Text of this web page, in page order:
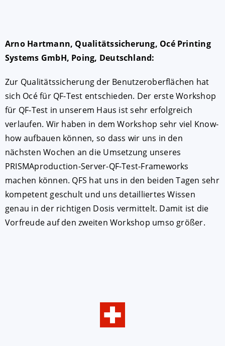
Arno Hartmann, Qualitätssicherung, Océ Printing
Systems GmbH, Poing, Deutschland:
Zur Qualitätssicherung der Benutzeroberflächen hat
sich Océ für QF-Test entschieden. Der erste Workshop
für QF-Test in unserem Haus ist sehr erfolgreich
verlaufen. Wir haben in dem Workshop sehr viel Know-
how aufbauen können, so dass wir uns in den
nächsten Wochen an die Umsetzung unseres
PRISMAproduction-Server-QF-Test-Frameworks
machen können. QFS hat uns in den beiden Tagen sehr
kompetent geschult und uns detailliertes Wissen
genau in der richtigen Dosis vermittelt. Damit ist die
Vorfreude auf den zweiten Workshop umso größer.